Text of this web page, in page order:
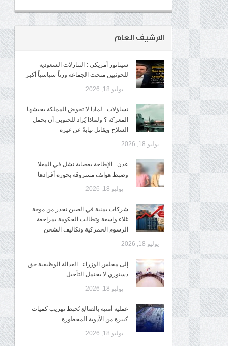
الارشيف العام
سيناتور أمريكي : التنازلات السعودية
للحوثيين منحت الجماعة وزناً سياسياً أكبر
يوليو 18, 2026
تساؤلات : لماذا لا تخوض المملكة بجيشها
المعركة ؟ ولماذا يُراد للجنوبي أن يحمل
السلاح ويقاتل نيابةً عن غيره
يوليو 18, 2026
عدن.. الإطاحة بعصابة نشل في المعلا
وضبط هواتف مسروقة بحوزة أفرادها
يوليو 18, 2026
شركات يمنية في الصين تحذر من موجة
غلاء واسعة وتطالب الحكومة بمراجعة
الرسوم الجمركية وتكاليف الشحن
يوليو 18, 2026
إلى مجلس الوزراء.. العدالة الوظيفية حق
دستوري لا يحتمل التأجيل
يوليو 18, 2026
عملية أمنية بالضالع تُحبط تهريب كميات
كبيرة من الأدوية المحظورة
يوليو 18, 2026